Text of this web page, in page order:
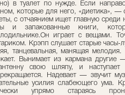
в туалет по нужде. Если
которые для него, «диетика», —
с отчаянием ищет главную
и запакованные книги,
играет с вещами.
Крэпп слушает старые часы-
танцевальная, манящая
Вынимает из кармана другие
свою шляпу, и
Надевает — звучит
усилия слабеющего ума.
упрямо стараясь